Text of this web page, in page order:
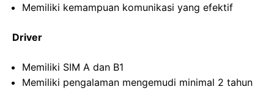
Memiliki kemampuan komunikasi yang efektif
Driver
Memiliki SIM A dan B1
Memiliki pengalaman mengemudi minimal 2 tahun